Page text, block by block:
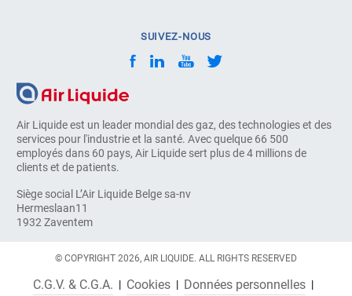
Air Liquide est un leader mondial des gaz, des technologies et des
services pour l'industrie et la santé. Avec quelque 66 500
employés dans 60 pays, Air Liquide sert plus de 4 millions de
clients et de patients.
Siège social L’Air Liquide Belge sa-nv
Hermeslaan11
1932 Zaventem
SUIVEZ-NOUS
© COPYRIGHT 2026, AIR LIQUIDE. ALL RIGHTS RESERVED
C.G.V. & C.G.A. Cookies Données personnelles